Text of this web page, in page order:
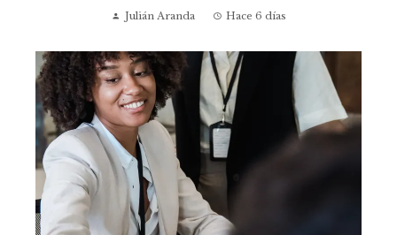
Julián Aranda Hace 6 días